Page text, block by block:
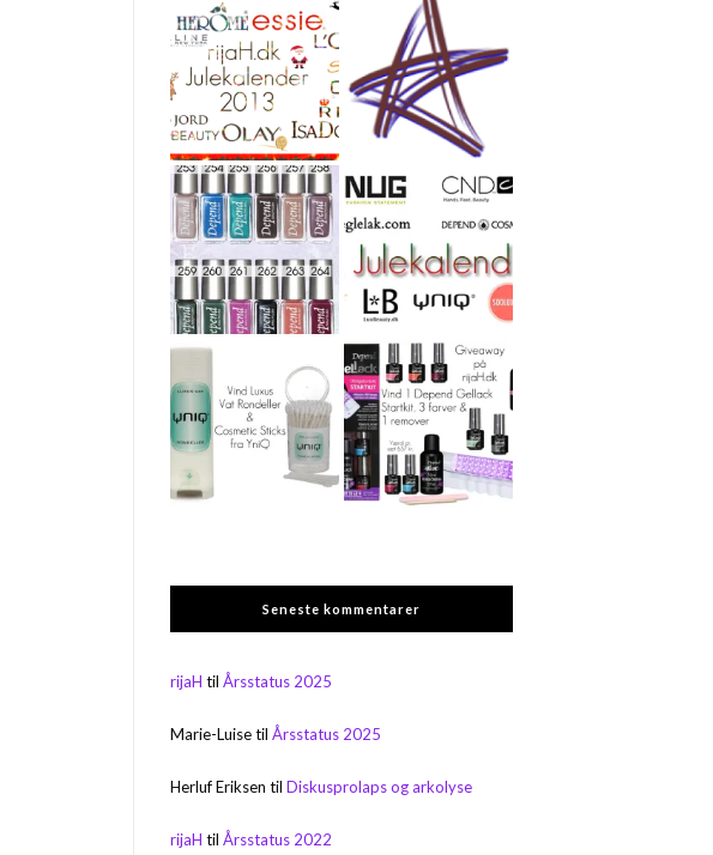
Seneste kommentarer
rijaH tilÅrsstatus 2025
Marie-LuisetilÅrsstatus 2025
Herluf Eriksen tilDiskusprolaps og arkolyse
rijaH tilÅrsstatus 2022